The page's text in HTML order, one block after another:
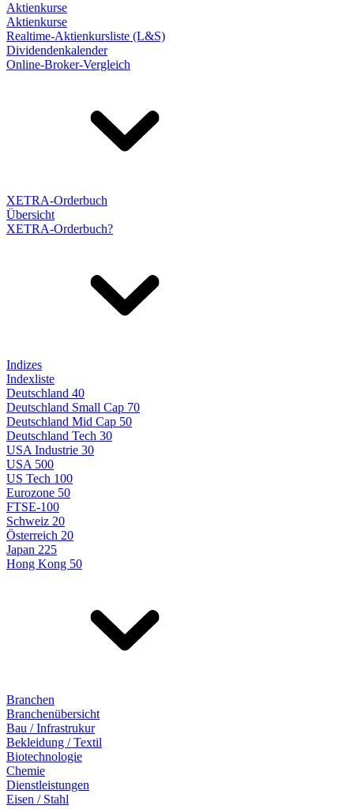
Aktienkurse
Aktienkurse
Realtime-Aktienkursliste (L&S)
Dividendenkalender
Online-Broker-Vergleich
XETRA-Orderbuch
Übersicht
XETRA-Orderbuch?
Indizes
Indexliste
Deutschland 40
Deutschland Small Cap 70
Deutschland Mid Cap 50
Deutschland Tech 30
USA Industrie 30
USA 500
US Tech 100
Eurozone 50
FTSE-100
Schweiz 20
Österreich 20
Japan 225
Hong Kong 50
Branchen
Branchenübersicht
Bau / Infrastrukur
Bekleidung / Textil
Biotechnologie
Chemie
Dienstleistungen
Eisen / Stahl